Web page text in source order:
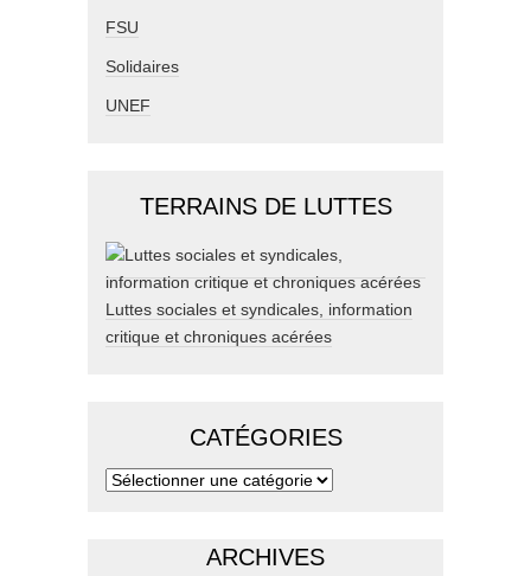
FSU
Solidaires
UNEF
TERRAINS DE LUTTES
Luttes sociales et syndicales, information
critique et chroniques acérées
CATÉGORIES
ARCHIVES